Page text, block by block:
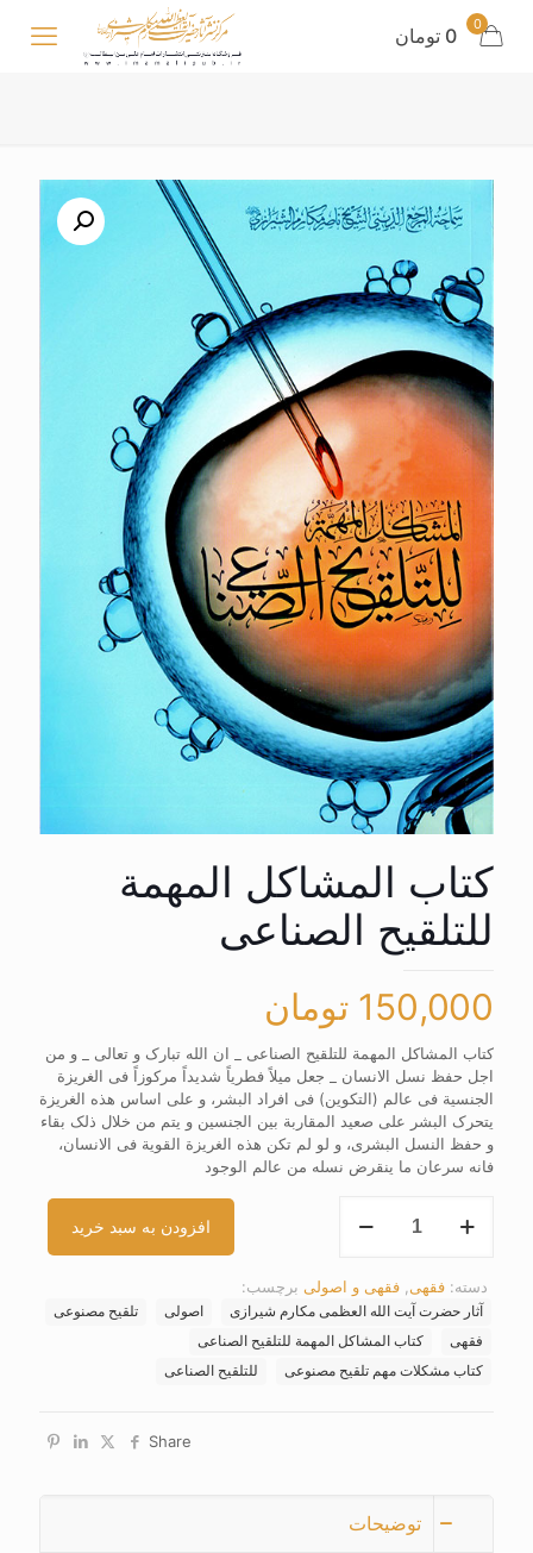
0 0 تومان
کتاب المشاکل المهمة
للتلقیح الصناعی
150,000 تومان
کتاب المشاکل المهمة للتلقیح الصناعی _ ان الله تبارک و تعالی _ و من
اجل حفظ نسل الانسان _ جعل میلاً فطریاً شدیداً مرکوزاً فی الغریزة
الجنسیة فی عالم (التکوین) فی افراد البشر، و علی اساس هذه الغریزة
یتحرک البشر علی صعید المقاربة بین الجنسین و یتم من خلال ذلک بقاء
و حفظ النسل البشری، و لو لم تکن هذه الغریزة القویة فی الانسان،
فانه سرعان ما ینقرض نسله من عالم الوجود
المشاکل
الصناعی
عدد
افزودن به سبد خرید
دسته: فقهی فقهی و اصولی برچسب:
آثار حضرت آیت الله العظمی مکارم شیرازی اصولی
تلقیح مصنوعی
فقهی
کتاب المشاکل المهمة للتلقیح الصناعی
کتاب مشکلات مهم تلقیح مصنوعی
للتلقیح الصناعی
Share
توضیحات